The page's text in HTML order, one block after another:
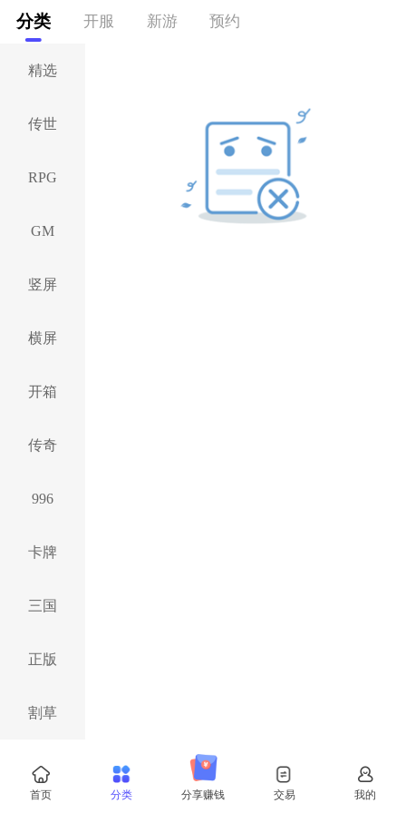
分类 开服 新游 预约
精选
传世
RPG
GM
竖屏
横屏
开箱
传奇
996
卡牌
三国
正版
割草
仙侠
首页 分类 分享赚钱 交易 我的